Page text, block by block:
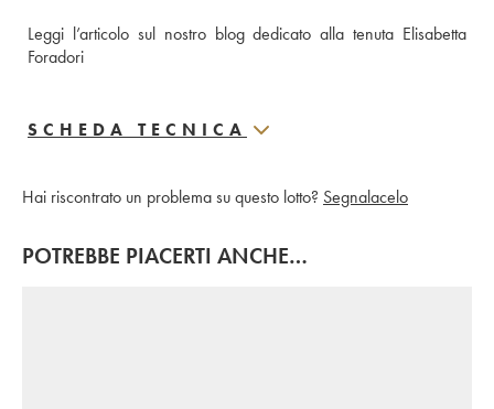
Leggi l’articolo sul nostro blog dedicato alla tenuta Elisabetta
Foradori
SCHEDA TECNICA
Hai riscontrato un problema su questo lotto? Segnalacelo
POTREBBE PIACERTI ANCHE…